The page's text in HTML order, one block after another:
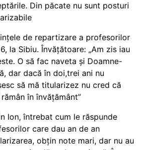
Din păcate nu sunt posturi
de repartizare a profesorilor
la Sibiu. Învățătoare: „Am zis iau
O să fac naveta și Doamne-
dar dacă în doi,trei ani nu
să mă titularizez nu cred că
în învățământ”
Ion, întrebat cum le răspunde
care dau an de an
obțin note mari, dar nu au